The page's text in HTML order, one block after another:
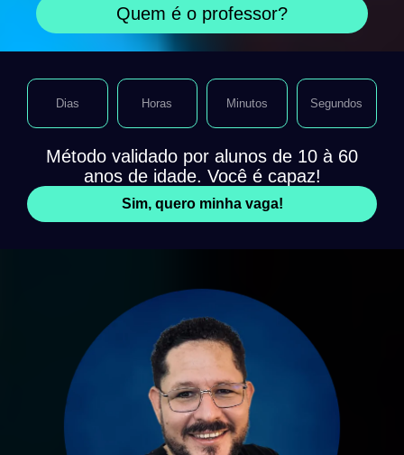
Quem é o professor?
Método validado por alunos de 10 à 60
anos de idade. Você é capaz!
Sim, quero minha vaga!
Dias Horas Minutos Segundos